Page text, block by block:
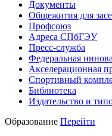
Документы
Общежития для
Профсоюз
Адреса СПбГЭУ
Пресс-служба
Федеральная
Акселерационная
Спортивный
Библиотека
Издательство и
Образование Перейти